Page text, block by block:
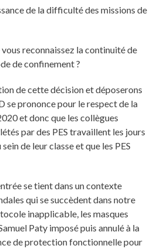
de la difficulté des missions de
reconnaissez la continuité de
de confinement ?
de cette décision et déposerons
se prononce pour le respect de la
et donc que les collègues
par des PES travaillent les jours
de leur classe et que les PES
se tient dans un contexte
qui se succèdent dans notre
inapplicable, les masques
Paty imposé puis annulé à la
de protection fonctionnelle pour